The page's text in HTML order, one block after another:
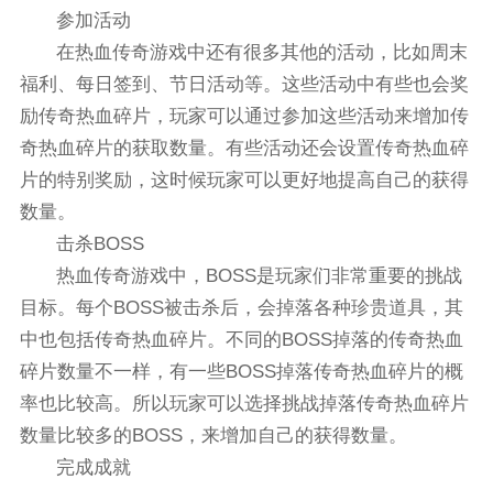
参加活动
在热血传奇游戏中还有很多其他的活动，比如周末
福利、每日签到、节日活动等。这些活动中有些也会奖
励传奇热血碎片，玩家可以通过参加这些活动来增加传
奇热血碎片的获取数量。有些活动还会设置传奇热血碎
片的特别奖励，这时候玩家可以更好地提高自己的获得
数量。
击杀BOSS
热血传奇游戏中，BOSS是玩家们非常重要的挑战
目标。每个BOSS被击杀后，会掉落各种珍贵道具，其
中也包括传奇热血碎片。不同的BOSS掉落的传奇热血
碎片数量不一样，有一些BOSS掉落传奇热血碎片的概
率也比较高。所以玩家可以选择挑战掉落传奇热血碎片
数量比较多的BOSS，来增加自己的获得数量。
完成成就